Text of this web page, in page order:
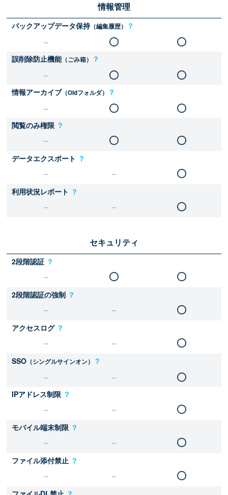
情報管理
バックアップデータ保持（編集履歴） ？
誤削除防止機能（ごみ箱） ？
情報アーカイブ（Oldフォルダ） ？
閲覧のみ権限 ？
データエクスポート ？
利用状況レポート ？
セキュリティ
2段階認証 ？
2段階認証の強制 ？
アクセスログ ？
SSO （シングルサインオン） ？
IPアドレス制限 ？
モバイル端末制限 ？
ファイル添付禁止 ？